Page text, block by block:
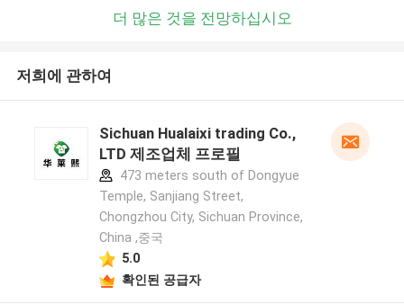
더 많은 것을 전망하십시오
저희에 관하여
Sichuan Hualaixi trading Co.,
LTD 제조업체 프로필
473 meters south of Dongyue
Temple, Sanjiang Street,
Chongzhou City, Sichuan Province,
China ,중국
5.0
확인된 공급자